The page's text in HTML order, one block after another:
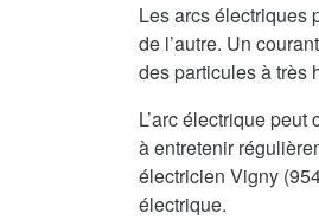
Les arcs électriques
de l’autre. Un
des particules à très
L’arc électrique
à entretenir
électricien Vigny
électrique.